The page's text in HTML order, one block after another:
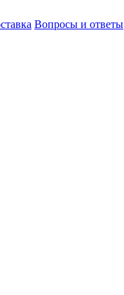
Вопросы и ответы